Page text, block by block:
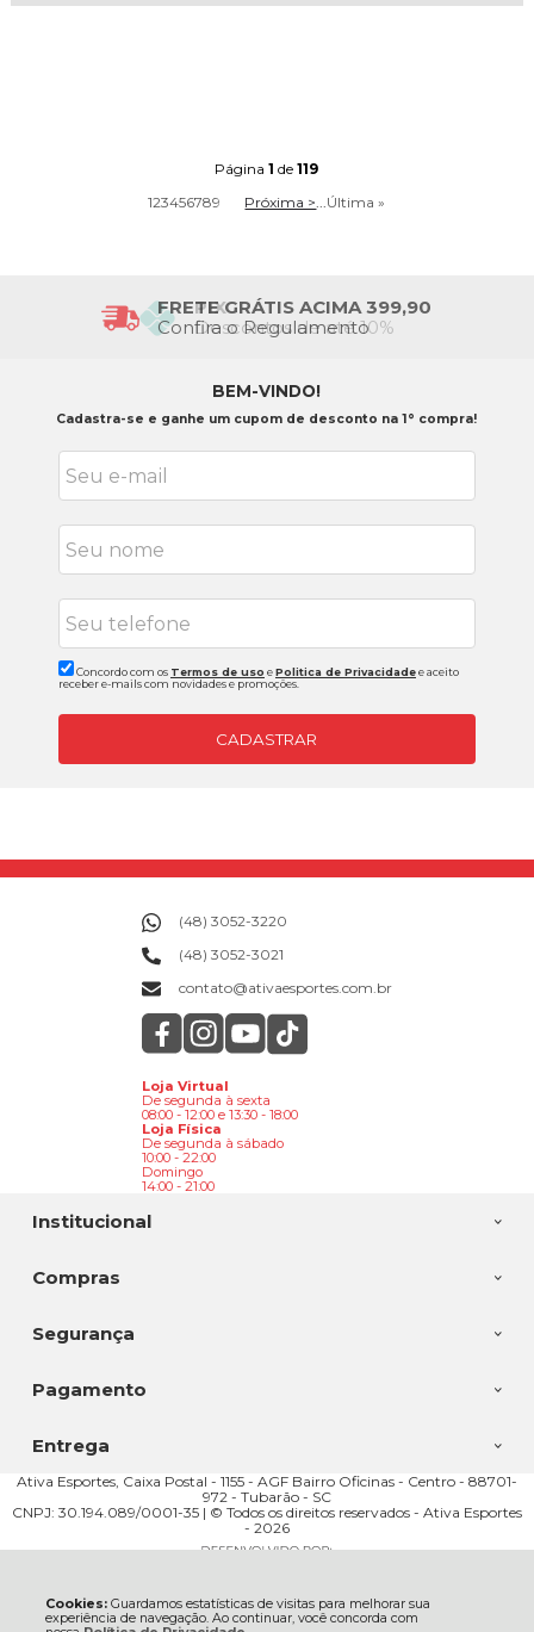
Cookies: Guardamos estatísticas de visitas para melhorar sua
experiência de navegação. Ao continuar, você concorda com
Página1 de119
123456789 Próxima >...Última »
FRETE GRÁTIS ACIMA 399,90
Confira o Regulamento
BEM-VINDO!
Cadastra-se e ganhe um cupom de desconto na 1° compra!
Concordo com os Termos de uso ePolitica de Privacidadee aceito
receber e-mails com novidades e promoções.
CADASTRAR
Institucional
Compras
(48) 3052-3220
(48) 3052-3021
contato@ativaesportes.com.br
Loja Virtual
De segunda à sexta
08:00 - 12:00 e 13:30 - 18:00
Loja Física
De segunda à sábado
10:00 - 22:00
Domingo
14:00 - 21:00
Segurança
Pagamento
Entrega
Ativa Esportes, Caixa Postal - 1155 - AGF Bairro Oficinas - Centro - 88701-
972 - Tubarão - SC
CNPJ: 30.194.089/0001-35 | © Todos os direitos reservados - Ativa Esportes
- 2026